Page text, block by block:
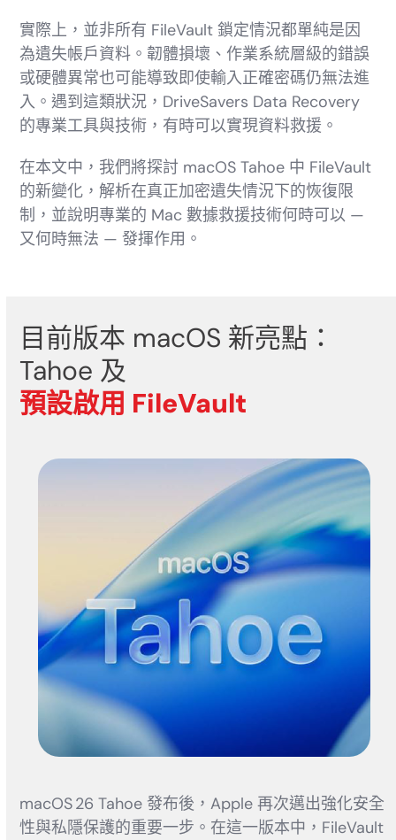
實際上，並非所有 FileVault 鎖定情況都單純是因
為遺失帳戶資料。韌體損壞、作業系統層級的錯誤
或硬體異常也可能導致即使輸入正確密碼仍無法進
入。遇到這類狀況，DriveSavers Data Recovery
的專業工具與技術，有時可以實現資料救援。
在本文中，我們將探討 macOS Tahoe 中 FileVault
的新變化，解析在真正加密遺失情況下的恢復限
制，並說明專業的 Mac 數據救援技術何時可以 —
又何時無法 — 發揮作用。
目前版本 macOS 新亮點：
Tahoe 及
預設啟用 FileVault
macOS 26 Tahoe 發布後，Apple 再次邁出強化安全
性與私隱保護的重要一步。在這一版本中，FileVault